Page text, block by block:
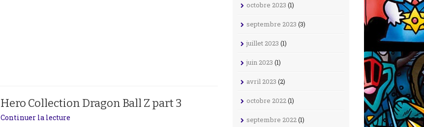
Hero Collection Dragon Ball Z part 3
Continuer la lecture
octobre 2023 (1)
septembre 2023 (3)
juillet 2023 (1)
juin 2023 (1)
avril 2023 (2)
octobre 2022(1)
septembre 2022(1)